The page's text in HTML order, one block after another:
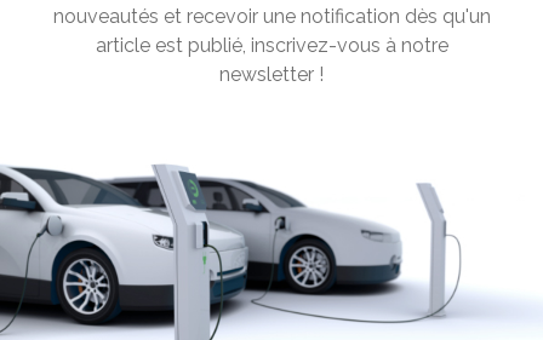
← Revenir aux actualités
ÉLECTRIQUE DE POMPIERS
Rédigé par Philippe Schwoerer le 30 Mai 2026 à 14:41
0 commentaires
nouveautés et recevoir une notification dès qu'un
article est publié, inscrivez-vous à notre
newsletter !